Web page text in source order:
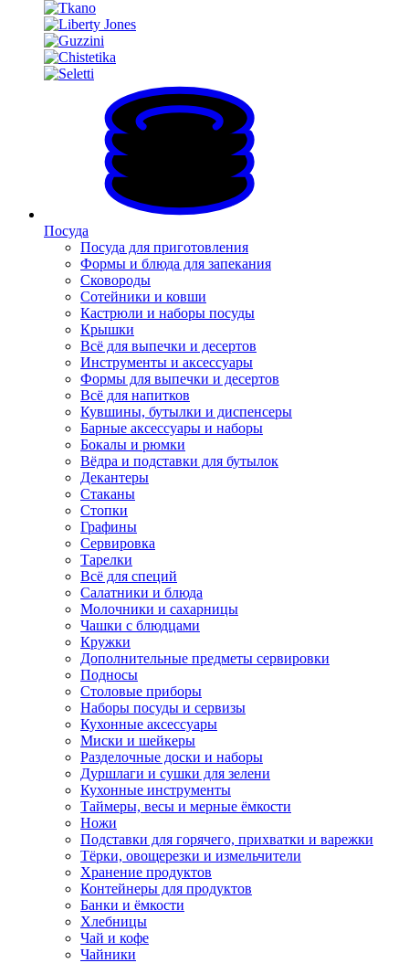
Посуда
Посуда для приготовления
Формы и блюда для запекания
Сковороды
Сотейники и ковши
Кастрюли и наборы посуды
Крышки
Всё для выпечки и десертов
Инструменты и аксессуары
Формы для выпечки и десертов
Всё для напитков
Кувшины, бутылки и диспенсеры
Барные аксессуары и наборы
Бокалы и рюмки
Вёдра и подставки для бутылок
Декантеры
Стаканы
Стопки
Графины
Сервировка
Тарелки
Всё для специй
Салатники и блюда
Молочники и сахарницы
Чашки с блюдцами
Кружки
Дополнительные предметы сервировки
Подносы
Столовые приборы
Наборы посуды и сервизы
Кухонные аксессуары
Миски и шейкеры
Разделочные доски и наборы
Дуршлаги и сушки для зелени
Кухонные инструменты
Таймеры, весы и мерные ёмкости
Ножи
Подставки для горячего, прихватки и варежки
Тёрки, овощерезки и измельчители
Хранение продуктов
Контейнеры для продуктов
Банки и ёмкости
Хлебницы
Чай и кофе
Чайники